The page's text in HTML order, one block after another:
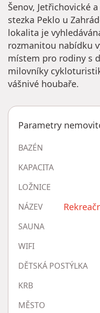
Šenov, Jetřichovické
stezka Peklo u
lokalita je
rozmanitou nabídku
místem pro rodiny s
milovníky
vášnivé houbaře.
Parametry
BAZÉN
KAPACITA
LOŽNICE
NÁZEV
SAUNA
WIFI
DĚTSKÁ POSTÝLKA
KRB
MĚSTO